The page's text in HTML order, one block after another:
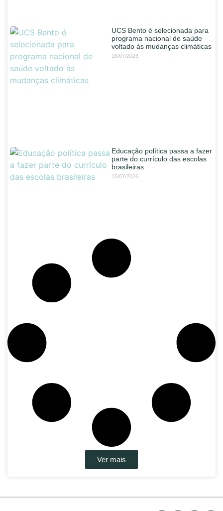
UCS Bento é selecionada para
programa nacional de saúde
voltado às mudanças climáticas
16/07/2026
Educação política passa a fazer
parte do currículo das escolas
brasileiras
15/07/2026
Ver mais